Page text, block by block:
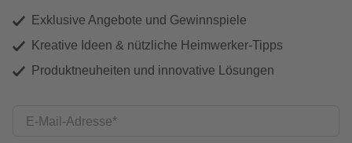
Exklusive Angebote und Gewinnspiele
Kreative Ideen & nützliche Heimwerker-Tipps
Produktneuheiten und innovative Lösungen
E-Mail-Adresse